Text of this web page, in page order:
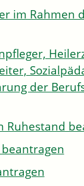
im Rahmen
der
Ruhestand